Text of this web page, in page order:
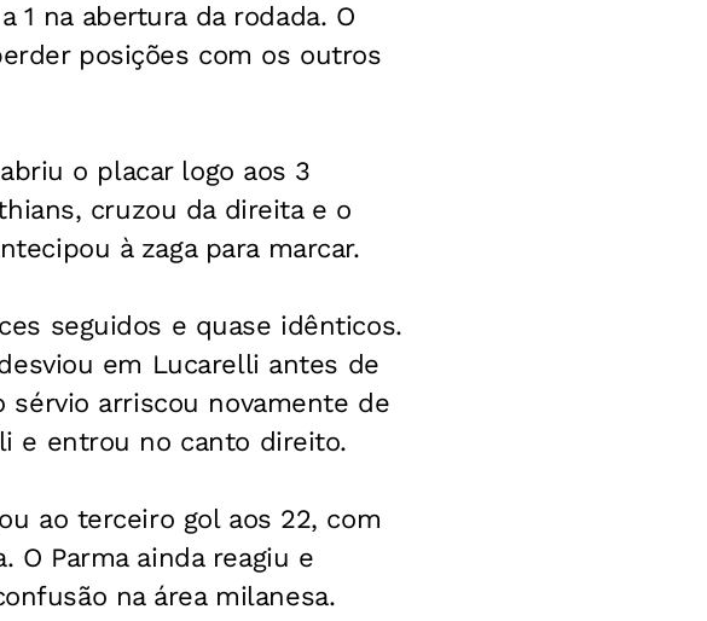
1 na abertura da rodada. O
posições com os outros
o placar logo aos 3
cruzou da direita e o
à zaga para marcar.
seguidos e quase idênticos.
em Lucarelli antes de
sérvio arriscou novamente de
e entrou no canto direito.
ao terceiro gol aos 22, com
O Parma ainda reagiu e
na área milanesa.